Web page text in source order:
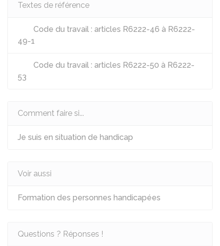
Textes de référence
Code du travail : articles R6222-46 à R6222-
49-1
Code du travail : articles R6222-50 à R6222-
53
Comment faire si...
Je suis en situation de handicap
Voir aussi
Formation des personnes handicapées
Questions ? Réponses !